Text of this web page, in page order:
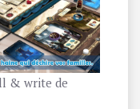
& write de